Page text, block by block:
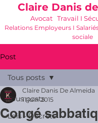
Claire Danis
Avocat Travail I
Relations Employeurs I
sociale
Post
Tous posts
Lois - Décrets
Tous posts
Congé
Claire Danis De Almeida
11 juin 2015